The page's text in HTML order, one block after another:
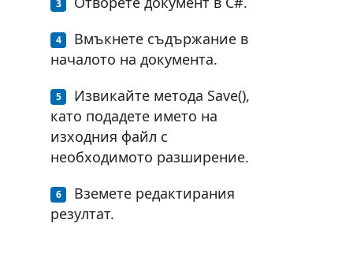
Вмъкнете съдържание в
началото на документа.
Извикайте метода Save(),
като подадете името на
изходния файл с
необходимото разширение.
Вземете редактирания
резултат.